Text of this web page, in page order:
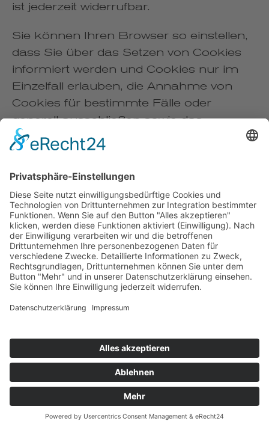
ist jederzeit widerrufbar.
Sie können Ihren Browser so einstellen,
dass Sie über das Setzen von Cookies
informiert werden und Cookies nur im
Einzelfall erlauben, die Annahme von
Cookies für bestimmte Fälle oder
generell ausschließen sowie das
automatische Löschen der Cookies
beim Schließen des Browsers aktivieren.
Bei der Deaktivierung von Cookies kann
eingeschränkt sein.
Welche Cookies und Dienste auf dieser
Website eingesetzt werden, können Sie
dieser Datenschutzerklärung
entnehmen.
Einwilligung mit Usercentrics
Diese Website nutzt die Consent-
Technologie von Usercentrics, um Ihre
Einwilligung zur Speicherung bestimmter
Cookies auf Ihrem Endgerät oder zum
Einsatz bestimmter Technologien
einzuholen und diese